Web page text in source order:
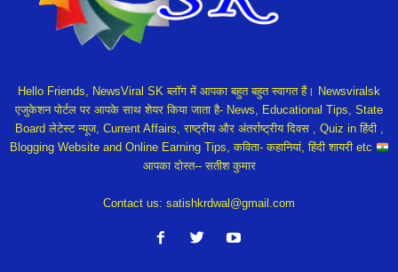
Hello Friends, NewsViral SK ब्लॉग में आपका बहुत बहुत स्वागत हैं। Newsviralsk
एजुकेशन पोर्टल पर आपके साथ शेयर किया जाता है- News, Educational Tips, State
Board लेटेस्ट न्यूज, Current Affairs, राष्ट्रीय और अंतर्राष्ट्रीय दिवस , Quiz in हिंदी ,
Blogging Website and Online Earning Tips, कविता- कहानियां, हिंदी शायरी etc
आपका दोस्त-- सतीश कुमार
Contact us: satishkrdwal@gmail.com